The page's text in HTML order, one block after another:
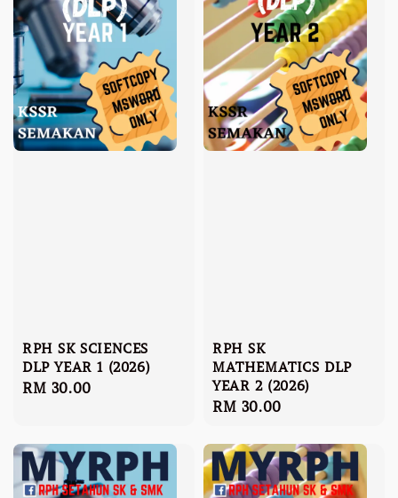
RPH SK SCIENCES
DLP YEAR 1 (2026)
Regular
RM 30.00
RPH SK
MATHEMATICS DLP
YEAR 2 (2026)
Regular
RM 30.00